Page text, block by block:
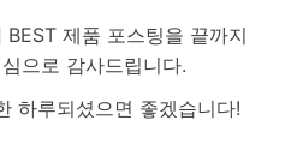
BEST 제품 포스팅을 끝까지
으로 감사드립니다.
하루되셨으면 좋겠습니다!